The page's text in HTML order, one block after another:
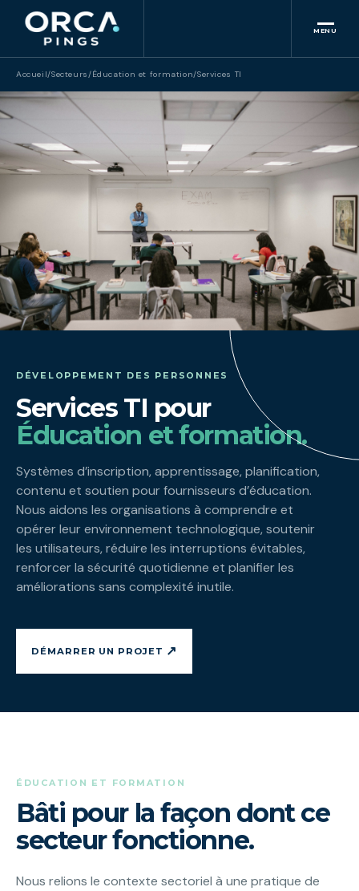
MENU
Accueil/Secteurs/Éducation et formation/Services TI
DÉVELOPPEMENT DES PERSONNES
Services TI pour
Éducation et formation.
Systèmes d’inscription, apprentissage, planification,
contenu et soutien pour fournisseurs d’éducation.
Nous aidons les organisations à comprendre et
opérer leur environnement technologique, soutenir
les utilisateurs, réduire les interruptions évitables,
renforcer la sécurité quotidienne et planifier les
améliorations sans complexité inutile.
DÉMARRER UN PROJET ↗
ÉDUCATION ET FORMATION
Bâti pour la façon dont ce
secteur fonctionne.
Nous relions le contexte sectoriel à une pratique de